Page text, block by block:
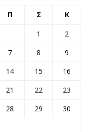
Π Σ Κ
1
2
7 8
9
14 15
16
21 22
23
28 29
30